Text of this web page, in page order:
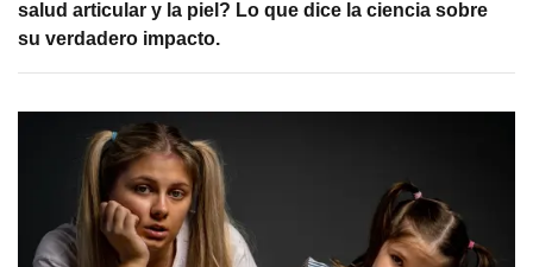
salud articular y la piel? Lo que dice la ciencia sobre
su verdadero impacto.